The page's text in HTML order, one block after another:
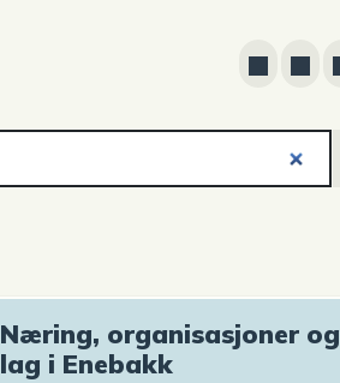
Næring, organisasjoner og
lag i Enebakk